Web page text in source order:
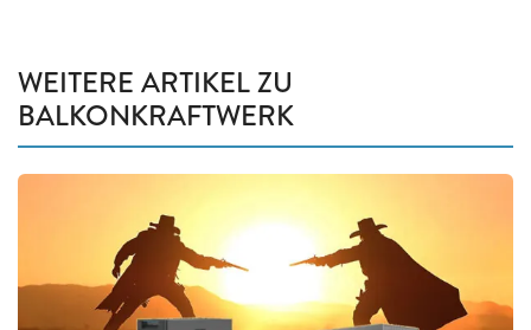
WEITERE ARTIKEL ZU
BALKONKRAFTWERK